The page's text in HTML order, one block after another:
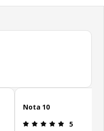
4.1 din 5 stele Total
5 din 5 stele
Nota 10
5